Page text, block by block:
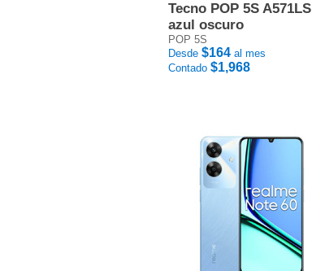
Tecno POP 5S A571LS
azul oscuro
POP 5S
Desde $164 al mes
Contado $1,968